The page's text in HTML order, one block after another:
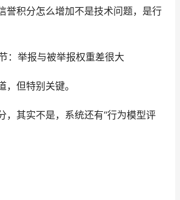
誉积分怎么增加不是技术问题，是行
：举报与被举报权重差很大
，但特别关键。
，其实不是，系统还有“行为模型评